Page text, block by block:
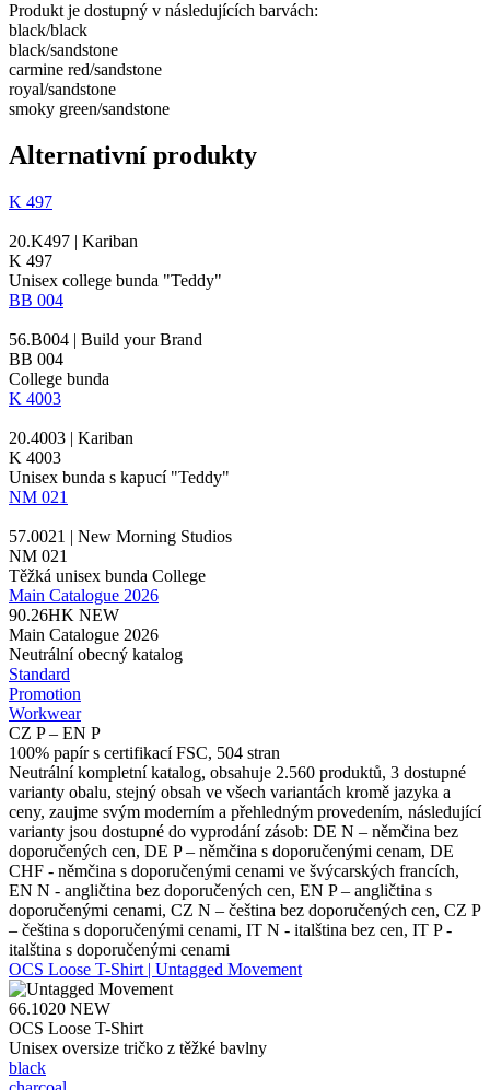
Produkt je dostupný v následujících barvách:
black/​black
black/​sandstone
carmine red/​sandstone
royal/​sandstone
smoky green/​sandstone
Alternativní produkty
K 497
20.K497 | Kariban
K 497
Unisex college bunda "Teddy"
BB 004
56.B004 | Build your Brand
BB 004
College bunda
K 4003
20.4003 | Kariban
K 4003
Unisex bunda s kapucí "Teddy"
NM 021
57.0021 | New Morning Studios
NM 021
Těžká unisex bunda College
Main Catalogue 2026
90.26HK NEW
Main Catalogue 2026
Neutrální obecný katalog
Standard
Promotion
Workwear
CZ P – EN P
100% papír s certifikací FSC, 504 stran
Neutrální kompletní katalog, obsahuje 2.560 produktů, 3 dostupné
varianty obalu, stejný obsah ve všech variantách kromě jazyka a
ceny, zaujme svým moderním a přehledným provedením, následující
varianty jsou dostupné do vyprodání zásob: DE N – němčina bez
doporučených cen, DE P – němčina s doporučenými cenam, DE
CHF - němčina s doporučenými cenami ve švýcarských francích,
EN N - angličtina bez doporučených cen, EN P – angličtina s
doporučenými cenami, CZ N – čeština bez doporučených cen, CZ P
– čeština s doporučenými cenami, IT N - italština bez cen, IT P -
italština s doporučenými cenami
OCS Loose T-Shirt | Untagged Movement
66.1020 NEW
OCS Loose T-Shirt
Unisex oversize tričko z těžké bavlny
black